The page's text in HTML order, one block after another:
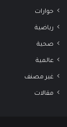
حوارات
رياضية
صحية
عالمية
غير مصنف
مقالات